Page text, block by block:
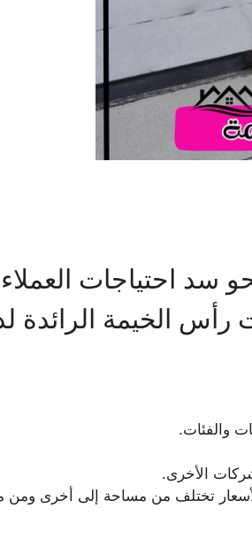
سد احتياجات
الخيمة الرائدة
والفئات.
الأخرى.
تختلف من مساحة إلى أخرى ومن